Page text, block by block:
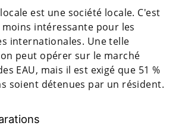
locale est une société locale. C'est
intéressante pour les
internationales. Une telle
peut opérer sur le marché
EAU, mais il est exigé que 51 %
soient détenues par un résident.